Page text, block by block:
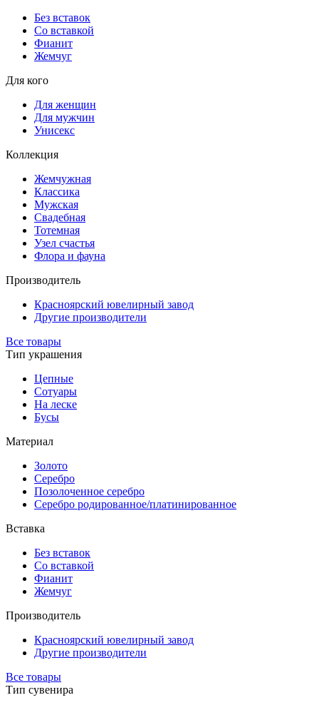
Без вставок
Со вставкой
Фианит
Жемчуг
Для кого
Для женщин
Для мужчин
Унисекс
Коллекция
Жемчужная
Классика
Мужская
Свадебная
Тотемная
Узел счастья
Флора и фауна
Производитель
Красноярский ювелирный завод
Другие производители
Все товары
Тип украшения
Цепные
Сотуары
На леске
Бусы
Материал
Золото
Серебро
Позолоченное серебро
Серебро родированное/платинированное
Вставка
Без вставок
Со вставкой
Фианит
Жемчуг
Производитель
Красноярский ювелирный завод
Другие производители
Все товары
Тип сувенира